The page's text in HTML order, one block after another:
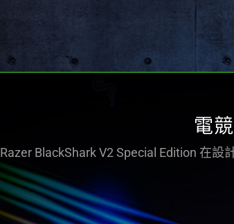
電
Razer BlackShark V2 Special Edition 在